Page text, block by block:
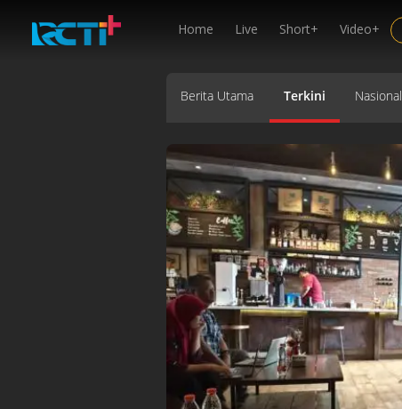
Home Live Short+ Video+
Berita Utama Terkini Nasional